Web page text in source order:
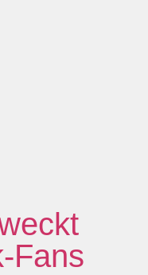
Fans